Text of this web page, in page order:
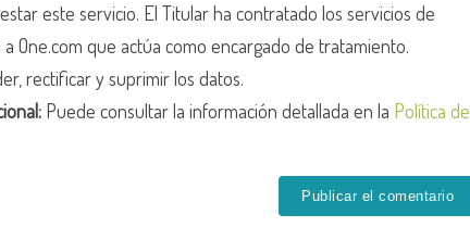
este servicio. El Titular ha contratado los servicios de
One.com que actúa como encargado de tratamiento.
rectificar y suprimir los datos.
Puede consultar la información detallada en la Política de